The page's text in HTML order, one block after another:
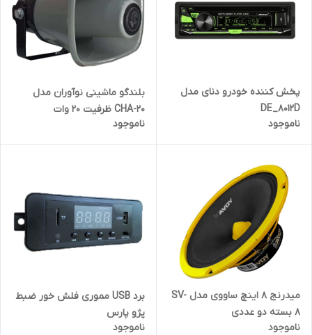
پخش کننده خودرو دنای مدل
DE_8012D
ناموجود
بلندگو ماشینی نوآوران مدل
CHA-20 ظرفیت ۲۰ وات
ناموجود
میدرنج 8 اینچ ساووی مدل SV-
8 بسته دو عددی
ناموجود
برد USB مموری فلش خور ضبط
پژو پارس
ناموجود